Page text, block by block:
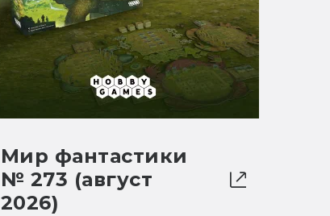
Мир фантастики
№ 273 (август
2026)